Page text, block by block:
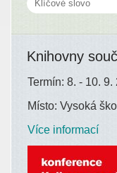
Knihovny
Termín: 8. - 10. 9.
Místo: Vysoká
Více informací